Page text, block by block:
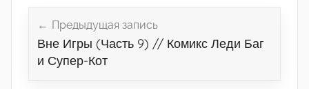
записям
Предыдущая запись
Вне Игры (Часть 9) // Комикс Леди Баг
и Супер-Кот